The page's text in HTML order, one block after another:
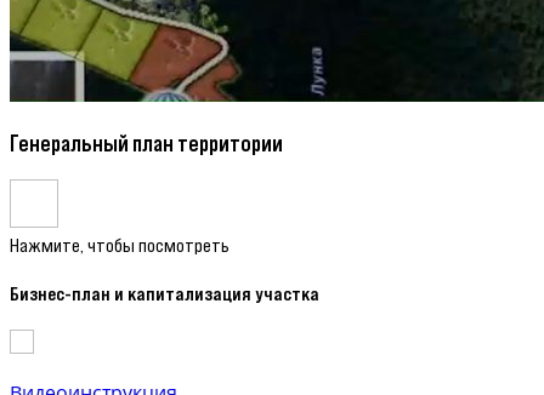
Генеральный план территории
Нажмите, чтобы посмотреть
Бизнес-план и капитализация участка